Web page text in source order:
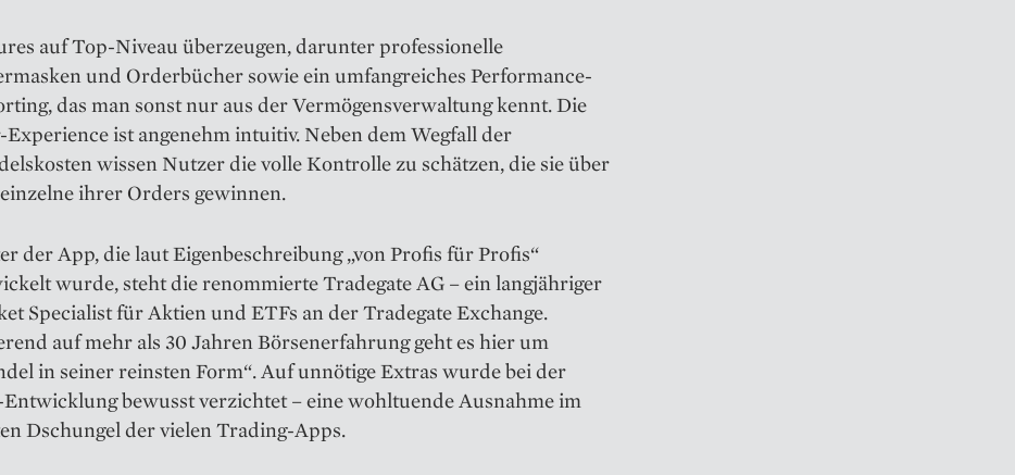
auf Top-Niveau überzeugen, darunter professionelle
und Orderbücher sowie ein umfangreiches Performance-
das man sonst nur aus der Vermögensverwaltung kennt. Die
Experience ist angenehm intuitiv. Neben dem Wegfall der
wissen Nutzer die volle Kontrolle zu schätzen, die sie über
ihrer Orders gewinnen.
der App, die laut Eigenbeschreibung „von Profis für Profis“
wurde, steht die renommierte Tradegate AG – ein langjähriger
Specialist für Aktien und ETFs an der Tradegate Exchange.
auf mehr als 30 Jahren Börsenerfahrung geht es hier um
in seiner reinsten Form“. Auf unnötige Extras wurde bei der
bewusst verzichtet – eine wohltuende Ausnahme im
Dschungel der vielen Trading-Apps.